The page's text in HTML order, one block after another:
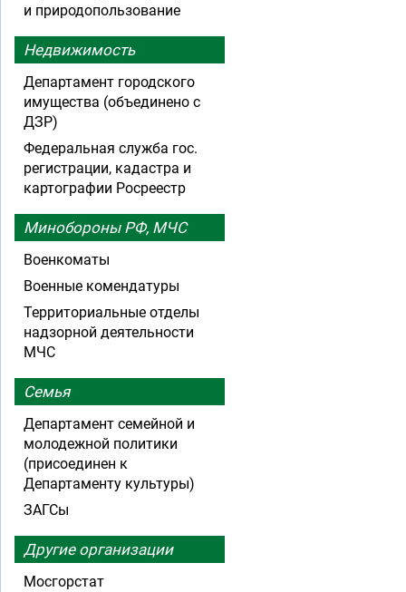
и природопользование
Недвижимость
Департамент городского
имущества (объединено с
ДЗР)
Федеральная служба гос.
регистрации, кадастра и
картографии Росреестр
Минобороны РФ, МЧС
Военкоматы
Военные комендатуры
Территориальные отделы
надзорной деятельности
МЧС
Семья
Департамент семейной и
молодежной политики
(присоединен к
Департаменту культуры)
ЗАГСы
Другие организации
Мосгорстат